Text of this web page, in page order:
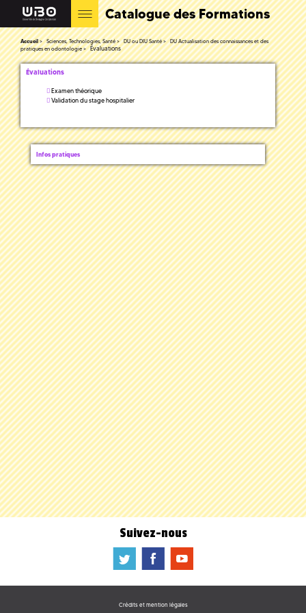
Catalogue des Formations
Accueil Sciences, Technologies, Santé DU ou DIU Santé
DU Actualisation des connaissances et des
pratiques en odontologie
Évaluations
Évaluations
Examen théorique
Validation du stage hospitalier
Infos pratiques
Suivez-nous
a b f
Crédits et mention légales